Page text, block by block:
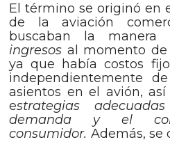
El término se originó en
de la aviación
buscaban la
ingresos al momento de
ya que había costos
independientemente
asientos en el avión,
estrategias
demanda y el
consumidor. Además, se